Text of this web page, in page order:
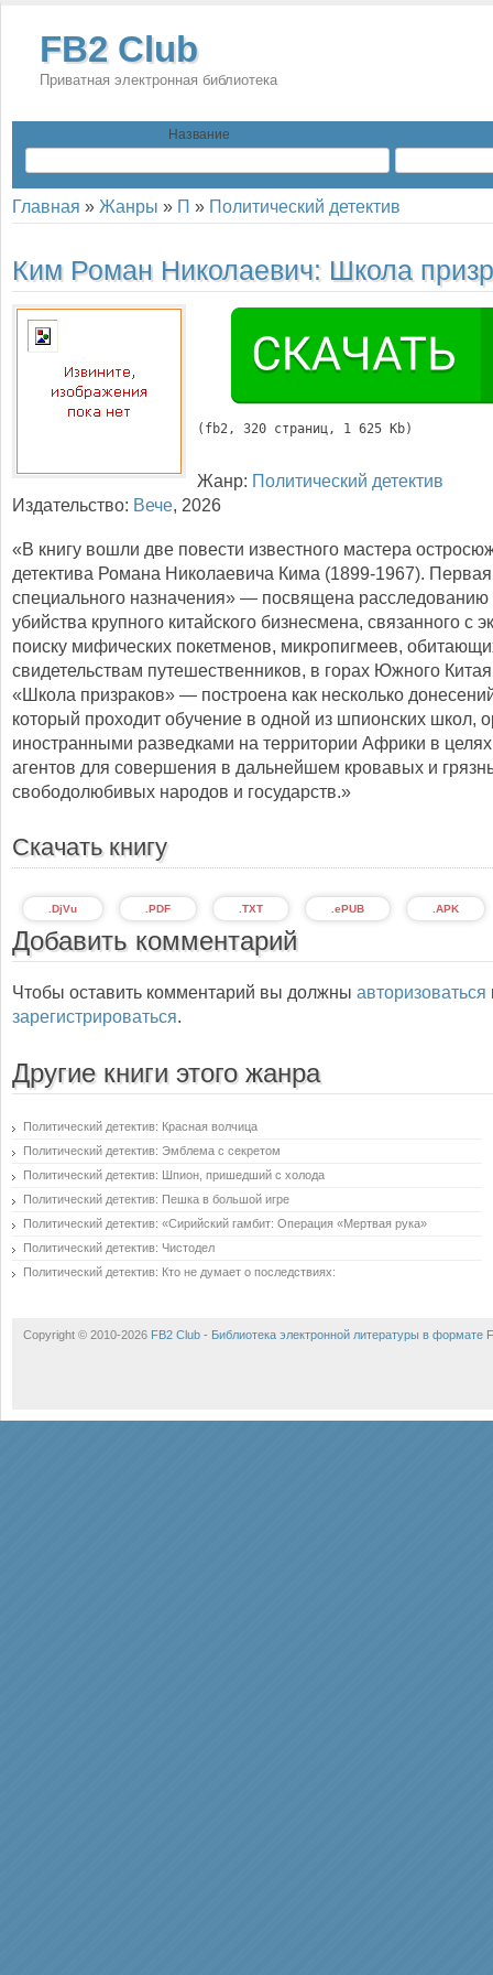
FB2 Club
Приватная электронная библиотека
Название
Главная » Жанры » П » Политический детектив
Ким Роман Николаевич: Школа
( fb2, 320 страниц, 1 625 Kb)
Жанр: Политический детектив
Издательство: Вече, 2026
«В книгу вошли две повести известного мастера
детектива Романа Николаевича Кима (1899-1967).
специального назначения» — посвящена расследованию
убийства крупного китайского бизнесмена, связанного с
поиску мифических покетменов, микропигмеев,
свидетельствам путешественников, в горах Южного
«Школа призраков» — построена как несколько
который проходит обучение в одной из шпионских школ,
иностранными разведками на территории Африки в целях
агентов для совершения в дальнейшем кровавых и
свободолюбивых народов и государств.»
Скачать книгу
.APK
.ePUB
.TXT
.PDF
.DjVu
Добавить комментарий
Чтобы оставить комментарий вы должны авторизоваться
зарегистрироваться.
Другие книги этого жанра
Политический детектив: Красная волчица
Политический детектив: Эмблема с секретом
Политический детектив: Шпион, пришедший с холода
Политический детектив: Пешка в большой игре
Политический детектив: «Сирийский гамбит: Операция «Мертвая рука»
Политический детектив: Чистодел
Политический детектив: Кто не думает о последствиях:
Copyright © 2010-2026 FB2 Club - Библиотека электронной литературы в формате